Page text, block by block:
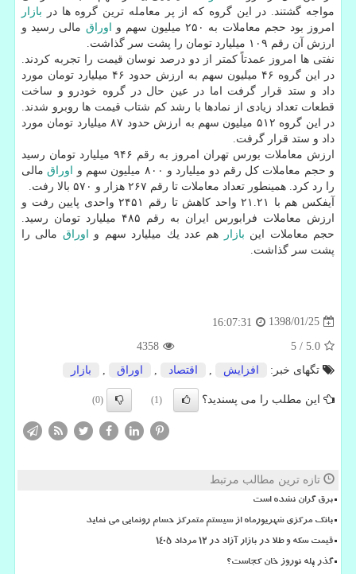
مواجه گشتند. در این گروه كه از پر معامله ترین گروه ها در بازار
امروز بود حجم معاملات به ۲۵۰ میلیون سهم و
اوراق مالی رسید و
ارزش آن رقم ۱۰۹ میلیارد تومان را پشت سر گذاشت.
نفتی ها امروز عمدتاً كمتر از دو درصد نوسان قیمت را تجربه كردند.
در این گروه ۴۶ میلیون سهم به ارزش حدود ۴۶ میلیارد تومان مورد
داد و ستد قرار گرفت اما در عین حال در گروه خودرو و ساخت
قطعات تعداد زیادی از نمادها با رشد كم شتاب قیمت ها روبرو شدند.
در این گروه ۵۱۲ میلیون سهم به ارزش حدود ۸۷ میلیارد تومان مورد
داد و ستد قرار گرفت.
ارزش معاملات بورس تهران امروز به رقم ۹۴۶ میلیارد تومان رسید
و حجم معاملات كل رقم دو میلیارد و ۸۰۰ میلیون سهم و
اوراقمالی
را رد كرد. همینطور تعداد معاملات تا رقم ۲۶۷ هزار و ۵۷۰ بالا رفت.
آیفكس هم با ۲۱.۲۱ واحد كاهش تا رقم ۲۴۵۱ واحدی پایین رفت و
ارزش معاملات فرابورس ایران به رقم ۴۸۵ میلیارد تومان رسید.
حجم معاملات این بازار هم عدد یك میلیارد سهم و اوراق مالی را
پشت سر گذاشت.
1398/01/25
16:07:31
5.0
/
5
4358
تگهای خبر:
افزایش اقتصاد اوراق بازار
این مطلب را می پسندید؟ (1)
(0)
تازه ترین مطالب مرتبط
برق گران نشده است
بانک مرکزی شهریورماه از سیستم متمرکز حسام رونمایی می نماید
قیمت سکه و طلا در بازار آزاد در ۱۲ مرداد ۱۴۰۵
گذر پله نوروز خان کجاست؟